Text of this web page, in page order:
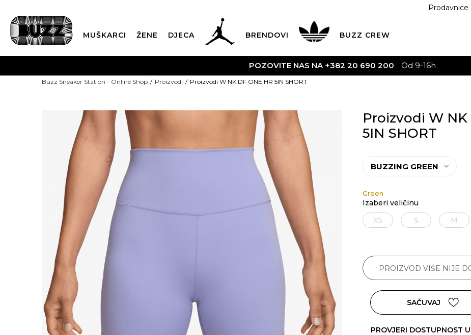
Prodavnice
MUŠKARCI ŽENE DJECA BRENDOVI BUZZ CREW
POZOVITE NAS NA +382 20 690 200 Od 9-16h
Buzz Sneaker Station - Online Shop Proizvodi Proizvodi W NK DF ONE HR 5IN SHORT
Proizvodi W NK
5IN SHORT
BUZZING GREEN
Green
Izaberi veličinu
XS
S M
PROIZVOD VIŠE NIJE
SAČUVAJ
PROVJERI DOSTUPNOST